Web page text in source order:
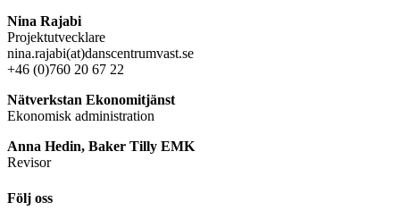
Nina Rajabi
Projektutvecklare
nina.rajabi(at)danscentrumvast.se
+46 (0)760 20 67 22
Nätverkstan Ekonomitjänst
Ekonomisk administration
Anna Hedin, Baker Tilly EMK
Revisor
Följ oss